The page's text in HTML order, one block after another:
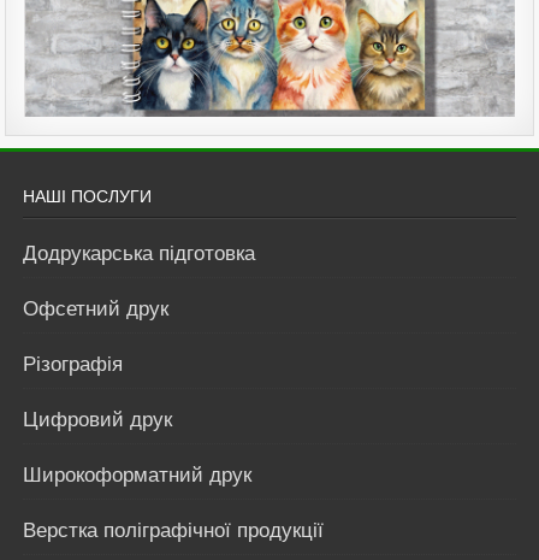
НАШІ ПОСЛУГИ
Додрукарська підготовка
Офсетний друк
Різографія
Цифровий друк
Широкоформатний друк
Верстка поліграфічної продукції